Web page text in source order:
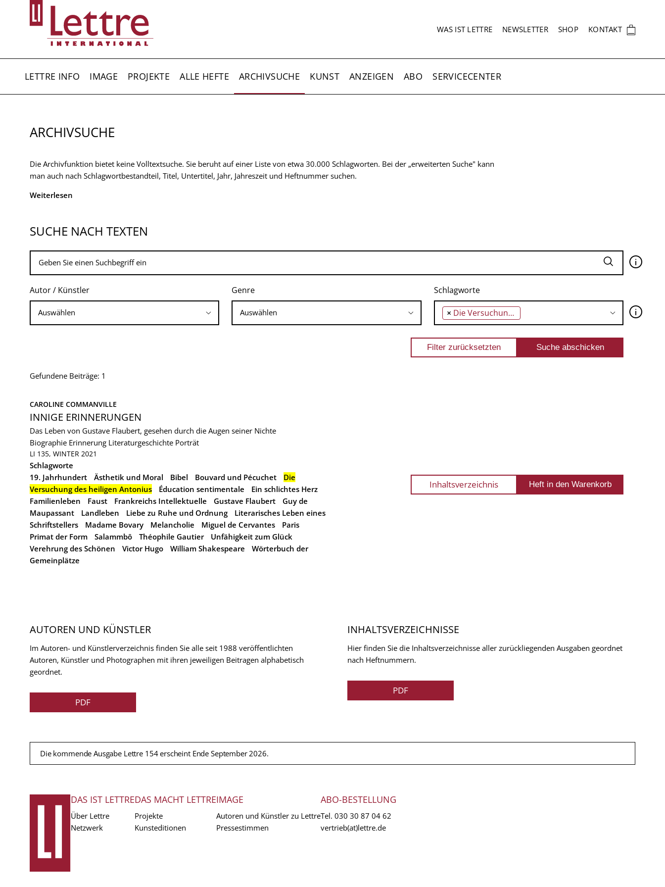
SEKUNDÄRNAVIGATION
WAS IST LETTRE NEWSLETTER SHOP KONTAKT 🛍
LETTRE INFO IMAGE PROJEKTE ALLE HEFTE ARCHIVSUCHE KUNST ANZEIGEN ABO SERVICECENTER
ARCHIVSUCHE
Die Archivfunktion bietet keine Volltextsuche. Sie beruht auf einer Liste von etwa 30.000 Schlagworten. Bei der „erweiterten Suche" kann
man auch nach Schlagwortbestandteil, Titel, Untertitel, Jahr, Jahreszeit und Heftnummer suchen.
Weiterlesen
SUCHE NACH TEXTEN
🛈
Autor / Künstler Genre Schlagworte
× Die Versuchung des heiligen Antonius 🛈
Gefundene Beiträge: 1
CAROLINE COMMANVILLE
INNIGE ERINNERUNGEN
Das Leben von Gustave Flaubert, gesehen durch die Augen seiner Nichte
Biographie Erinnerung Literaturgeschichte Porträt
LI 135, WINTER 2021
Schlagworte
19. Jahrhundert
Ästhetik und Moral Bibel Bouvard und Pécuchet
Die
Versuchung des heiligen Antonius
Éducation sentimentale
Ein schlichtes Herz
Familienleben
Faust Frankreichs Intellektuelle Gustave Flaubert
Guy de
Maupassant
Landleben Liebe zu Ruhe und Ordnung
Literarisches Leben eines
Schriftstellers
Madame Bovary Melancholie Miguel de Cervantes
Paris
Primat der Form
Salammbô Théophile Gautier
Unfähigkeit zum Glück
Verehrung des Schönen
Victor Hugo William Shakespeare
Wörterbuch der
Gemeinplätze
Inhaltsverzeichnis
AUTOREN UND KÜNSTLER
Im Autoren- und Künstlerverzeichnis finden Sie alle seit 1988 veröffentlichten
Autoren, Künstler und Photographen mit ihren jeweiligen Beitragen alphabetisch
geordnet.
PDF
INHALTSVERZEICHNISSE
Hier finden Sie die Inhaltsverzeichnisse aller zurückliegenden Ausgaben geordnet
nach Heftnummern.
PDF
Die kommende Ausgabe Lettre 154 erscheint Ende September 2026.
FUSSZEILE
DAS IST LETTRE
Über Lettre
Netzwerk
DAS MACHT LETTRE
Projekte
Kunsteditionen
IMAGE
Autoren und Künstler zu Lettre
Pressestimmen
ABO-BESTELLUNG
Tel. 030 30 87 04 62
vertrieb(at)lettre.de